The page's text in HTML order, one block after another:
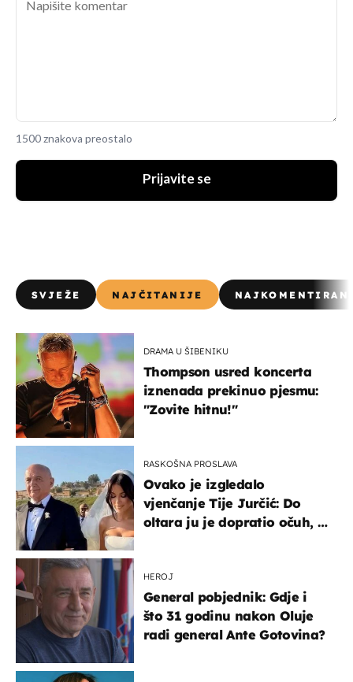
1500 znakova preostalo
Prijavite se
SVJEŽE NAJČITANIJE
DRAMA U ŠIBENIKU
Thompson usred koncerta
iznenada prekinuo pjesmu:
"Zovite hitnu!"
RASKOŠNA PROSLAVA
Ovako je izgledalo
vjenčanje Tije Jurčić: Do
oltara ju je dopratio očuh, a
HEROJ
General pobjednik: Gdje i
što 31 godinu nakon Oluje
radi general Ante Gotovina?